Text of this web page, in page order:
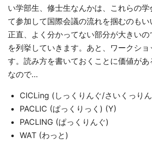
い学部生、修士生なんかは、これらの
て参加して国際会議の流れを掴むのもい
正直、よく分かってない部分が大きい
を列挙していきます。あと、ワークショ
す。読み方を書いておくことに価値が
なので…
CICLing (しっくりんぐ/さいくっり
PACLIC (ぱっくりっく) (Y)
PACLING (ぱっくりんぐ)
WAT (わっと)